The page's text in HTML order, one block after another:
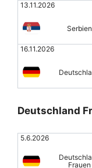
13.11.2026
Serbien
16.11.2026
Deutschland
5.6.2026
Frauen